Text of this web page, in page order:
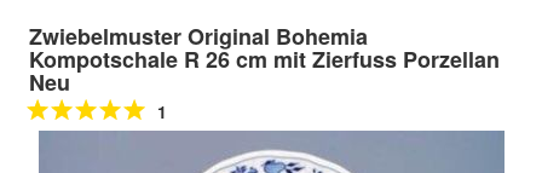
Zwiebelmuster Original Bohemia
Kompotschale R 26 cm mit Zierfuss Porzellan
Neu
1